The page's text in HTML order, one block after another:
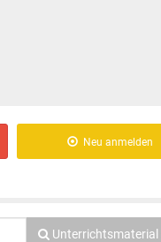
Neu anmelden
Unterrichtsmaterial